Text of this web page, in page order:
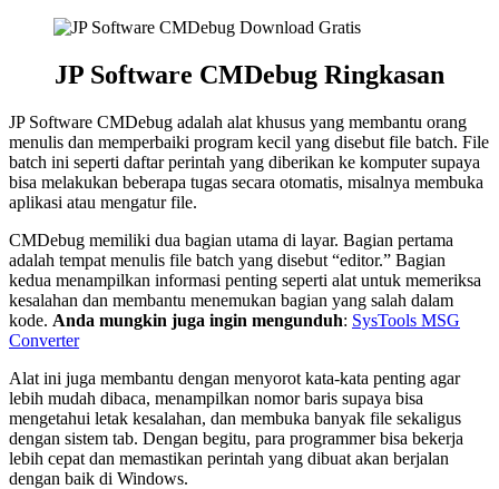
JP Software CMDebug Ringkasan
JP Software CMDebug adalah alat khusus yang membantu orang
menulis dan memperbaiki program kecil yang disebut file batch. File
batch ini seperti daftar perintah yang diberikan ke komputer supaya
bisa melakukan beberapa tugas secara otomatis, misalnya membuka
aplikasi atau mengatur file.
CMDebug memiliki dua bagian utama di layar. Bagian pertama
adalah tempat menulis file batch yang disebut “editor.” Bagian
kedua menampilkan informasi penting seperti alat untuk memeriksa
kesalahan dan membantu menemukan bagian yang salah dalam
kode. Anda mungkin juga ingin mengunduh: SysTools MSG
Converter
Alat ini juga membantu dengan menyorot kata-kata penting agar
lebih mudah dibaca, menampilkan nomor baris supaya bisa
mengetahui letak kesalahan, dan membuka banyak file sekaligus
dengan sistem tab. Dengan begitu, para programmer bisa bekerja
lebih cepat dan memastikan perintah yang dibuat akan berjalan
dengan baik di Windows.